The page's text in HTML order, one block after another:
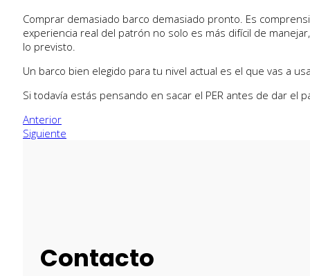
Comprar demasiado barco demasiado pronto. Es
experiencia real del patrón no solo es más difícil de
lo previsto.
Un barco bien elegido para tu nivel actual es el que vas a
Si todavía estás pensando en sacar el PER antes de dar el
Anterior
Siguiente
Contacto